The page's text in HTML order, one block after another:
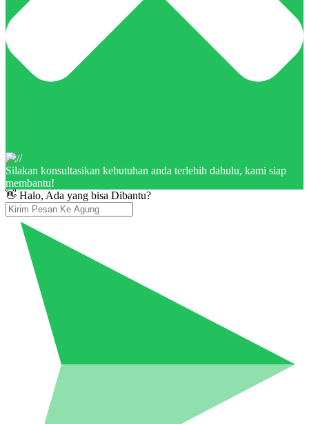
Silakan konsultasikan kebutuhan anda terlebih dahulu, kami siap
membantu!
👋 Halo, Ada yang bisa Dibantu?